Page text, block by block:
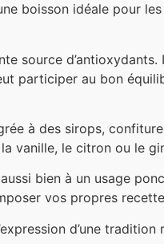
boisson idéale pour
source
participer au bon
à des sirops,
vanille, le citron ou le
bien à un usage
vos propres
d’une